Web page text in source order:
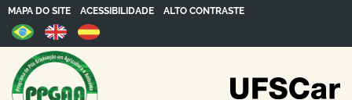
MAPA DO SITE ACESSIBILIDADE ALTO CONTRASTE